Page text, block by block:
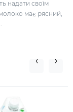
надати своїм
має рясний,